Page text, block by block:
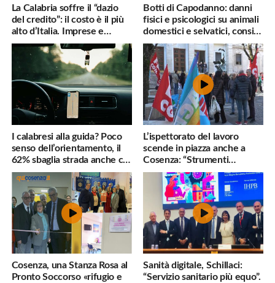
La Calabria soffre il “dazio
del credito”: il costo è il più
alto d’Italia. Imprese e
famiglie penalizzate
Botti di Capodanno: danni
fisici e psicologici su animali
domestici e selvatici, consigli
utili
I calabresi alla guida? Poco
senso dell’orientamento, il
62% sbaglia strada anche col
navigatore
L’ispettorato del lavoro
scende in piazza anche a
Cosenza: “Strumenti
inadeguati al nostro lavoro”
Cosenza, una Stanza Rosa al
Pronto Soccorso «rifugio e
Sanità digitale, Schillaci:
“Servizio sanitario più equo”.